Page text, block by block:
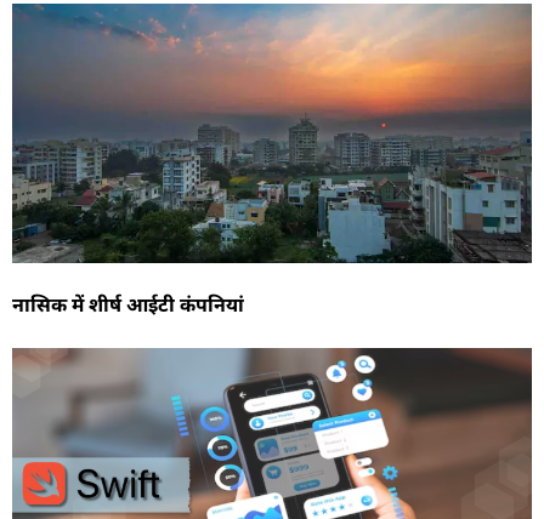
नासिक में शीर्ष आईटी कंपनियां